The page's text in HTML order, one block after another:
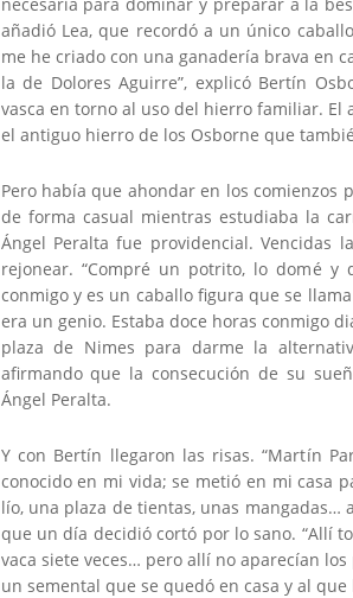
añadió Lea, que recordó a un único
me he criado con una ganadería brava en
la de Dolores Aguirre”, explicó Bertín
vasca en torno al uso del hierro familiar.
el antiguo hierro de los Osborne que
Pero había que ahondar en los comienzos
de forma casual mientras estudiaba la
Ángel Peralta fue providencial. Vencidas
rejonear. “Compré un potrito, lo domé
conmigo y es un caballo figura que se llama
era un genio. Estaba doce horas conmigo
plaza de Nimes para darme la
afirmando que la consecución de su
Ángel Peralta.
Y con Bertín llegaron las risas. “Martín
conocido en mi vida; se metió en mi casa
lío, una plaza de tientas, unas
que un día decidió cortó por lo sano. “Allí
vaca siete veces… pero allí no aparecían
un semental que se quedó en casa y al